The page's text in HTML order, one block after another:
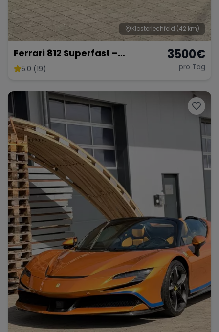
Klosterlechfeld (42 km)
Ferrari 812 Superfast –
Ultimativer V12-Supersportler
5.0 (19)
3500€
pro Tag